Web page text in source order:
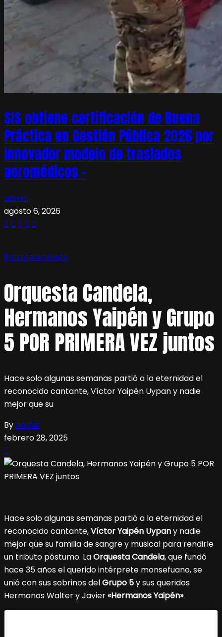
SIS obtiene certificación de Buena
Práctica en Gestión Pública 2026 por
innovador modelo de traslados
aeromédicos –
admin
agosto 6, 2026
Entretenimiento
Orquesta Candela,
Hermanos Yaipén y Grupo
5 POR PRIMERA VEZ juntos
Hace solo algunas semanas partió a la eternidad el
reconocido cantante, Víctor Yaipén Uypan y nadie
mejor que su
Byadmin
febrero 28, 2025
Hace solo algunas semanas partió a la eternidad el
reconocido cantante,Víctor Yaipén Uypany nadie
mejor que su familia de sangre y musical para rendirle
un tributo póstumo. LaOrquesta Candela, que fundó
hace 35 años el querido intérprete monsefuano, se
unió con sus sobrinos delGrupo 5y sus queridos
Hermanos Walter y Javier«Hermanos Yaipén».